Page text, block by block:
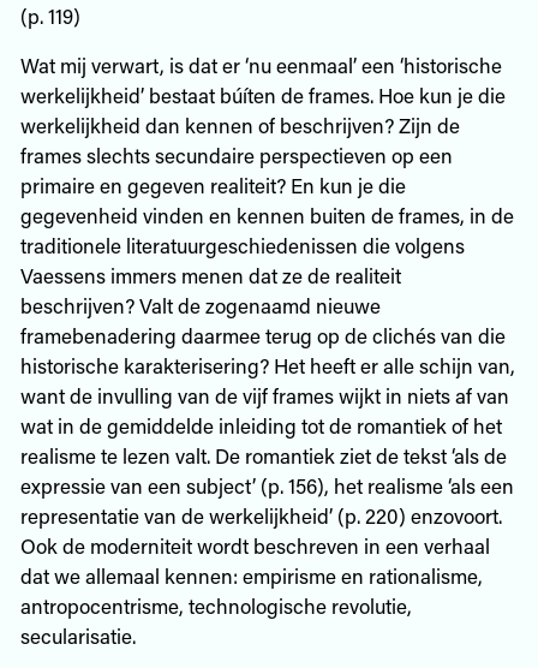
(p. 119)
Wat mij verwart, is dat er ‘nu eenmaal’ een ‘historische
werkelijkheid’ bestaat búíten de frames. Hoe kun je die
werkelijkheid dan kennen of beschrijven? Zijn de
frames slechts secundaire perspectieven op een
primaire en gegeven realiteit? En kun je die
gegevenheid vinden en kennen buiten de frames, in de
traditionele literatuurgeschiedenissen die volgens
Vaessens immers menen dat ze de realiteit
beschrijven? Valt de zogenaamd nieuwe
framebenadering daarmee terug op de clichés van die
historische karakterisering? Het heeft er alle schijn van,
want de invulling van de vijf frames wijkt in niets af van
wat in de gemiddelde inleiding tot de romantiek of het
realisme te lezen valt. De romantiek ziet de tekst ‘als de
expressie van een subject’ (p. 156), het realisme ‘als een
representatie van de werkelijkheid’ (p. 220) enzovoort.
Ook de moderniteit wordt beschreven in een verhaal
dat we allemaal kennen: empirisme en rationalisme,
antropocentrisme, technologische revolutie,
secularisatie.